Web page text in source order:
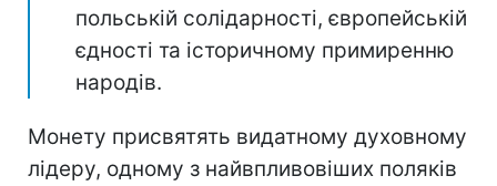
польській солідарності, європейській
єдності та історичному примиренню
народів.
Монету присвятять видатному духовному
лідеру, одному з найвпливовіших поляків